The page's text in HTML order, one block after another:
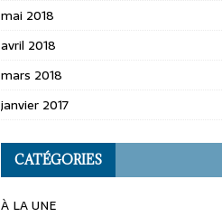
mai 2018
avril 2018
mars 2018
janvier 2017
CATÉGORIES
À LA UNE